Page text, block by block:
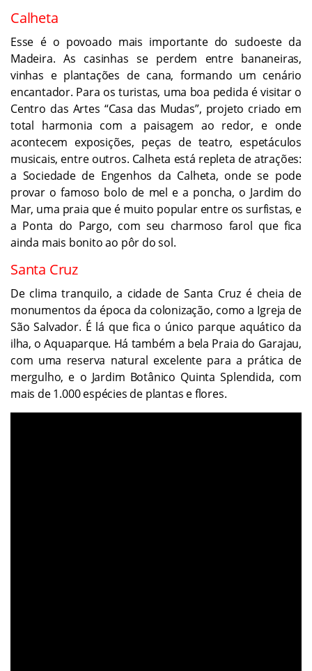
Calheta
Esse é o povoado mais importante do sudoeste da
Madeira. As casinhas se perdem entre bananeiras,
vinhas e plantações de cana, formando um cenário
encantador. Para os turistas, uma boa pedida é visitar o
Centro das Artes “Casa das Mudas”, projeto criado em
total harmonia com a paisagem ao redor, e onde
acontecem exposições, peças de teatro, espetáculos
musicais, entre outros. Calheta está repleta de atrações:
a Sociedade de Engenhos da Calheta, onde se pode
provar o famoso bolo de mel e a poncha, o Jardim do
Mar, uma praia que é muito popular entre os surfistas, e
a Ponta do Pargo, com seu charmoso farol que fica
ainda mais bonito ao pôr do sol.
Santa Cruz
De clima tranquilo, a cidade de Santa Cruz é cheia de
monumentos da época da colonização, como a Igreja de
São Salvador. É lá que fica o único parque aquático da
ilha, o Aquaparque. Há também a bela Praia do Garajau,
com uma reserva natural excelente para a prática de
mergulho, e o Jardim Botânico Quinta Splendida, com
mais de 1.000 espécies de plantas e flores.